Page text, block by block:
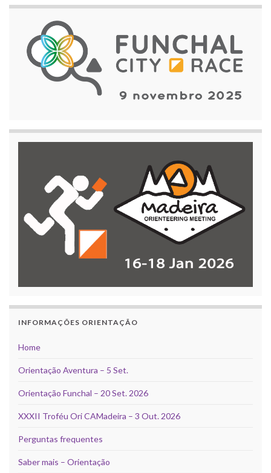
INFORMAÇÕES ORIENTAÇÃO
Home
Orientação Aventura – 5 Set.
Orientação Funchal – 20 Set. 2026
XXXII Troféu Ori CAMadeira – 3 Out. 2026
Perguntas frequentes
Saber mais – Orientação